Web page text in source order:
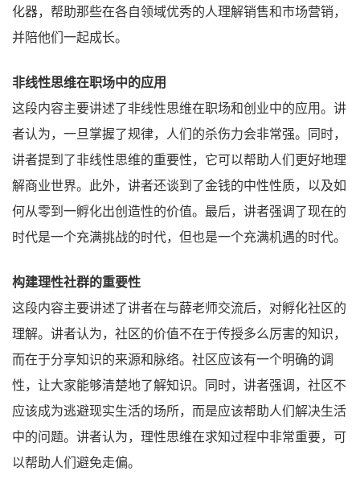
化器，帮助那些在各自领域优秀的人理解销售和市场营销，
并陪他们一起成长。
非线性思维在职场中的应用
这段内容主要讲述了非线性思维在职场和创业中的应用。讲
者认为，一旦掌握了规律，人们的杀伤力会非常强。同时，
讲者提到了非线性思维的重要性，它可以帮助人们更好地理
解商业世界。此外，讲者还谈到了金钱的中性性质，以及如
何从零到一孵化出创造性的价值。最后，讲者强调了现在的
时代是一个充满挑战的时代，但也是一个充满机遇的时代。
构建理性社群的重要性
这段内容主要讲述了讲者在与薛老师交流后，对孵化社区的
理解。讲者认为，社区的价值不在于传授多么厉害的知识，
而在于分享知识的来源和脉络。社区应该有一个明确的调
性，让大家能够清楚地了解知识。同时，讲者强调，社区不
应该成为逃避现实生活的场所，而是应该帮助人们解决生活
中的问题。讲者认为，理性思维在求知过程中非常重要，可
以帮助人们避免走偏。